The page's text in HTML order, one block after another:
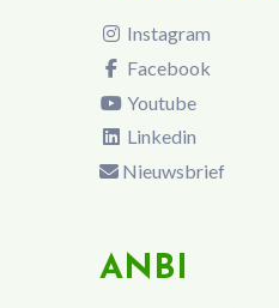
Instagram
Facebook
Youtube
Linkedin
Nieuwsbrief
ANBI